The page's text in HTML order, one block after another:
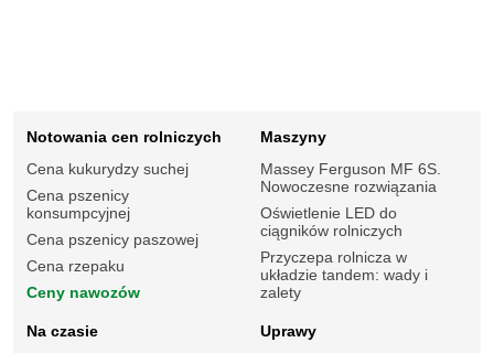
Notowania cen rolniczych
Cena kukurydzy suchej
Cena pszenicy
konsumpcyjnej
Cena pszenicy paszowej
Cena rzepaku
Ceny nawozów
Maszyny
Massey Ferguson MF 6S.
Nowoczesne rozwiązania
Oświetlenie LED do
ciągników rolniczych
Przyczepa rolnicza w
układzie tandem: wady i
zalety
Na czasie
Uprawy